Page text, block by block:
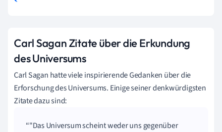
Carl Sagan Zitate über die Erkundung
des Universums
Carl Sagan hatte viele inspirierende Gedanken über die
Erforschung des Universums. Einige seiner denkwürdigsten
Zitate dazu sind:
"Das Universum scheint weder uns gegenüber